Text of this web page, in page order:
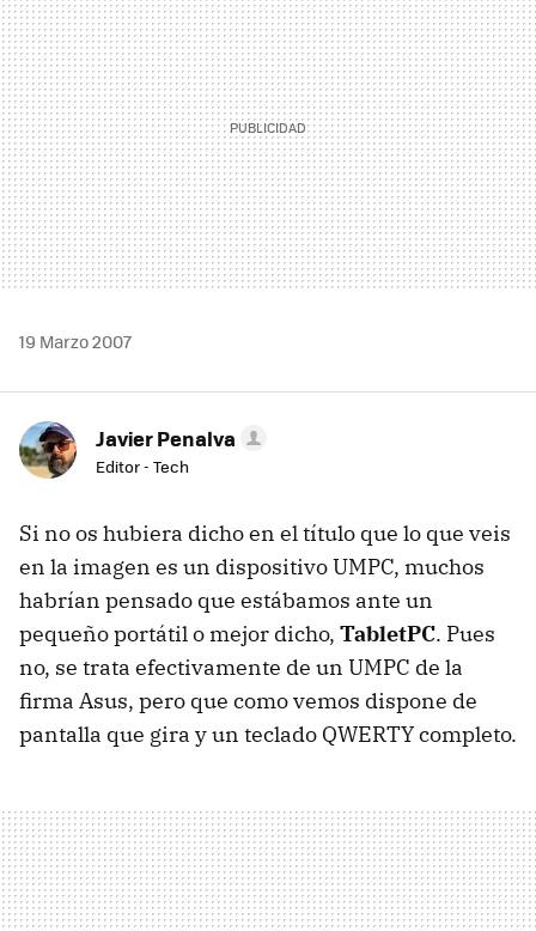
19 Marzo 2007
Javier Penalva
Editor - Tech
Si no os hubiera dicho en el título que lo que veis
en la imagen es un dispositivo UMPC, muchos
habrían pensado que estábamos ante un
pequeño portátil o mejor dicho, TabletPC. Pues
no, se trata efectivamente de un UMPC de la
firma Asus, pero que como vemos dispone de
pantalla que gira y un teclado QWERTY completo.